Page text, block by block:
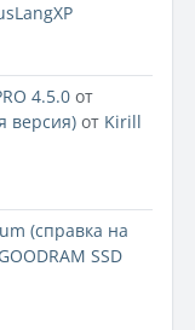
4.5.0 от
версия) от Kirill
(справка на
GOODRAM SSD